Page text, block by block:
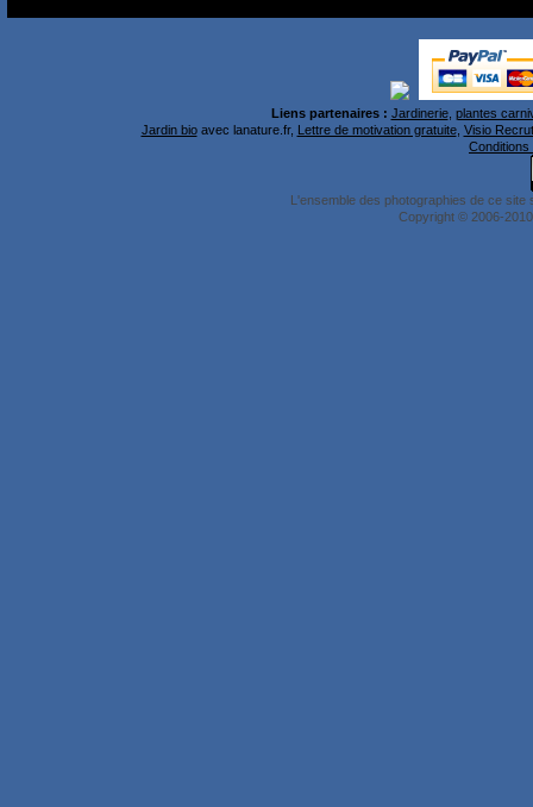
Liens partenaires : Jardinerie, plantes
Jardin bioavec lanature.fr, Lettre de motivation gratuite, Visio
Conditions
L'ensemble des photographies de ce
Copyright © 2006-